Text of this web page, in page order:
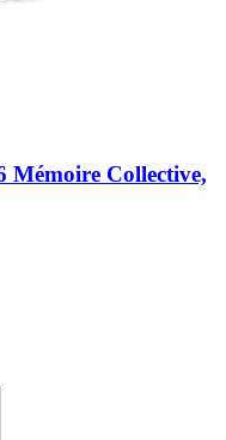
Mémoire Collective,